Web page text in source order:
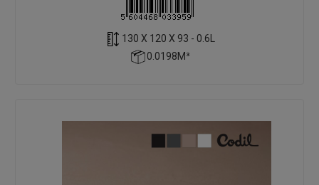
130 X 120 X 93 - 0.6L
0.0198M³